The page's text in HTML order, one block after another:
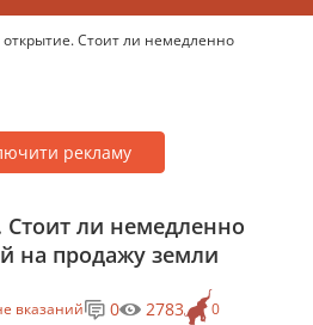
открытие. Стоит ли немедленно
рекламу
Стоит ли немедленно
на продажу земли
вказаний 0
0 2783